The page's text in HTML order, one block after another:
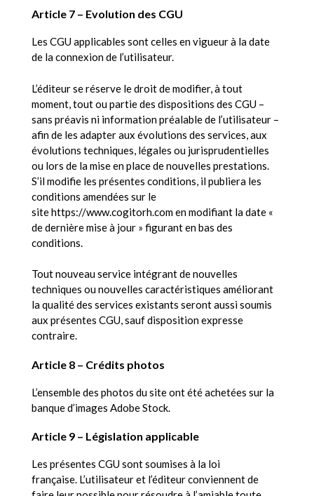
Article 7 – Evolution des CGU
Les CGU applicables sont celles en vigueur à la date
de la connexion de l’utilisateur.
L’éditeur se réserve le droit de modifier, à tout
moment, tout ou partie des dispositions des CGU –
sans préavis ni information préalable de l’utilisateur –
afin de les adapter aux évolutions des services, aux
évolutions techniques, légales ou jurisprudentielles
ou lors de la mise en place de nouvelles prestations.
S’il modifie les présentes conditions, il publiera les
conditions amendées sur le
site https://www.cogitorh.com en modifiant la date «
de dernière mise à jour » figurant en bas des
conditions.
Tout nouveau service intégrant de nouvelles
techniques ou nouvelles caractéristiques améliorant
la qualité des services existants seront aussi soumis
aux présentes CGU, sauf disposition expresse
contraire.
Article 8 – Crédits photos
L’ensemble des photos du site ont été achetées sur la
banque d’images Adobe Stock.
Article 9 – Législation applicable
Les présentes CGU sont soumises à la loi
française. L’utilisateur et l’éditeur conviennent de